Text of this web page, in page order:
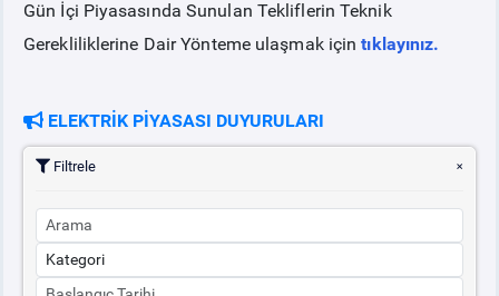
DUYURULAR
Gün İçi Piyasasında Sunulan Tekliflerin Teknik
Gerekliliklerine Dair Yönteme ulaşmak içintıklayınız.
ELEKTRİK PİYASASI DUYURULARI
Filtrele